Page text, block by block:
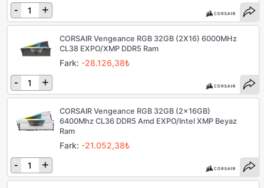
- +
CORSAIR Vengeance RGB 32GB (2X16) 6000MHz
CL38 EXPO/XMP DDR5 Ram
Fark: -28.126,38₺
- +
CORSAIR Vengeance RGB 32GB (2x16GB)
6400Mhz CL36 DDR5 Amd EXPO/Intel XMP Beyaz
Ram
Fark: -21.052,38₺
- +